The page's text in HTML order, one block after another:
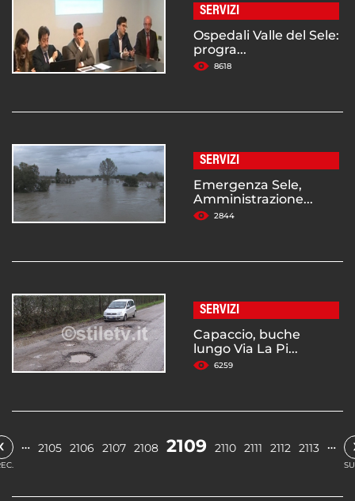
SERVIZI
Ospedali Valle del Sele:
progra...
8618
SERVIZI
Emergenza Sele,
Amministrazione...
2844
SERVIZI
Capaccio, buche
lungo Via La Pi...
6259
… 2105 2106 2107 2108 2109 2110 2111 2112 2113 …